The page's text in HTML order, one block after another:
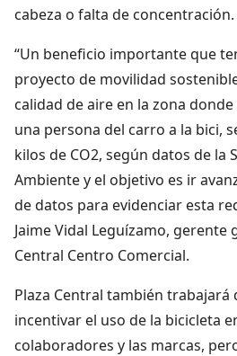
cabeza o falta de concentración.
“Un beneficio importante que
proyecto de movilidad
calidad de aire en la zona
una persona del carro a la bici,
kilos de CO2, según datos de la
Ambiente y el objetivo es ir
de datos para evidenciar esta
Jaime Vidal Leguízamo, gerente
Central Centro Comercial.
Plaza Central también
incentivar el uso de la bicicleta
colaboradores y las marcas,